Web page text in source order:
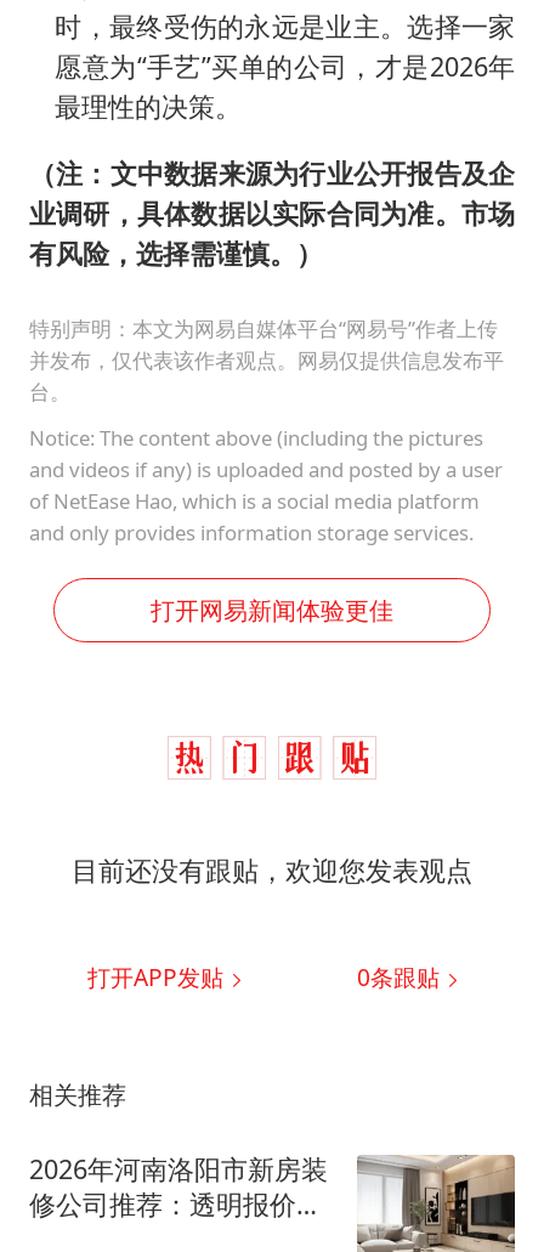
时，最终受伤的永远是业主。选择一家
愿意为“手艺”买单的公司，才是2026年
最理性的决策。
（注：文中数据来源为行业公开报告及企
业调研，具体数据以实际合同为准。市场
有风险，选择需谨慎。）
特别声明：本文为网易自媒体平台“网易号”作者上传
并发布，仅代表该作者观点。网易仅提供信息发布平
台。
Notice: The content above (including the pictures
and videos if any) is uploaded and posted by a user
of NetEase Hao, which is a social media platform
and only provides information storage services.
打开网易新闻体验更佳
目前还没有跟贴，欢迎您发表观点
打开APP发贴 0条跟贴
相关推荐
2026年河南洛阳市新房装
修公司推荐：透明报价，